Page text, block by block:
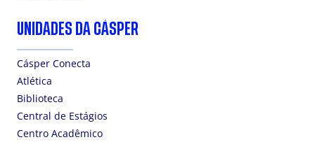
UNIDADES DA CÁSPER
Cásper Conecta
Atlética
Biblioteca
Central de Estágios
Centro Acadêmico